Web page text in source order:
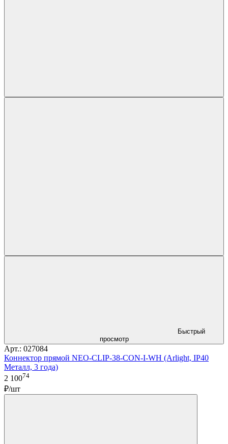
Быстрый
просмотр
Арт.: 027084
Коннектор прямой NEO-CLIP-38-CON-I-WH (Arlight, IP40
Металл, 3 года)
2 10074
₽/шт